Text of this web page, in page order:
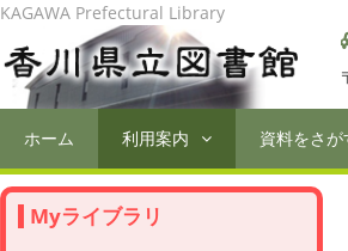
KAGAWA Prefectural Library
ホーム 利用案内 資料をさが
Myライブラリ